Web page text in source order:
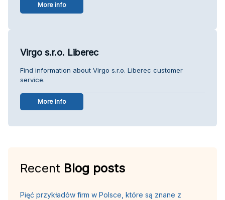
More info
Virgo s.r.o. Liberec
Find information about Virgo s.r.o. Liberec customer
service.
More info
Recent Blog posts
Pięć przykładów firm w Polsce, które są znane z